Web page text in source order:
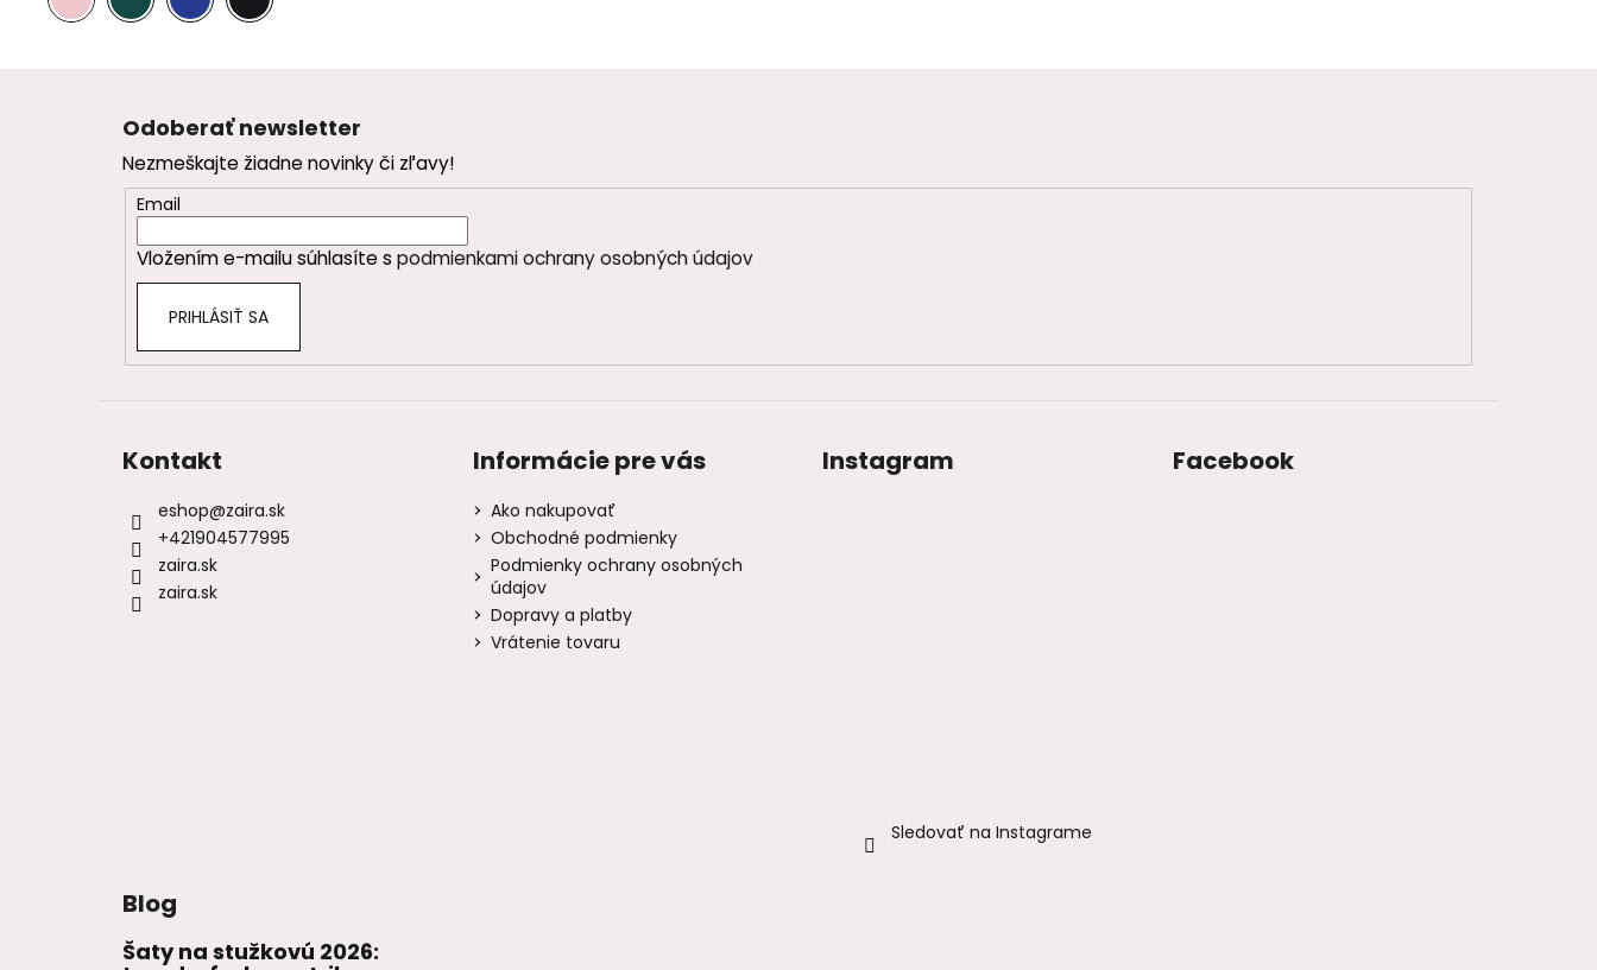
Odoberať newsletter
Nezmeškajte žiadne novinky či zľavy!
Email
Vložením e-mailu súhlasíte s podmienkami ochrany osobných údajov
PRIHLÁSIŤ SA
Kontakt
eshop@zaira.sk
+421904577995
zaira.sk
zaira.sk
Informácie pre vás
Ako nakupovať
Obchodné podmienky
Podmienky ochrany osobných
údajov
Dopravy a platby
Vrátenie tovaru
Instagram
Sledovať na Instagrame
Facebook
Blog
Šaty na stužkovú 2026: